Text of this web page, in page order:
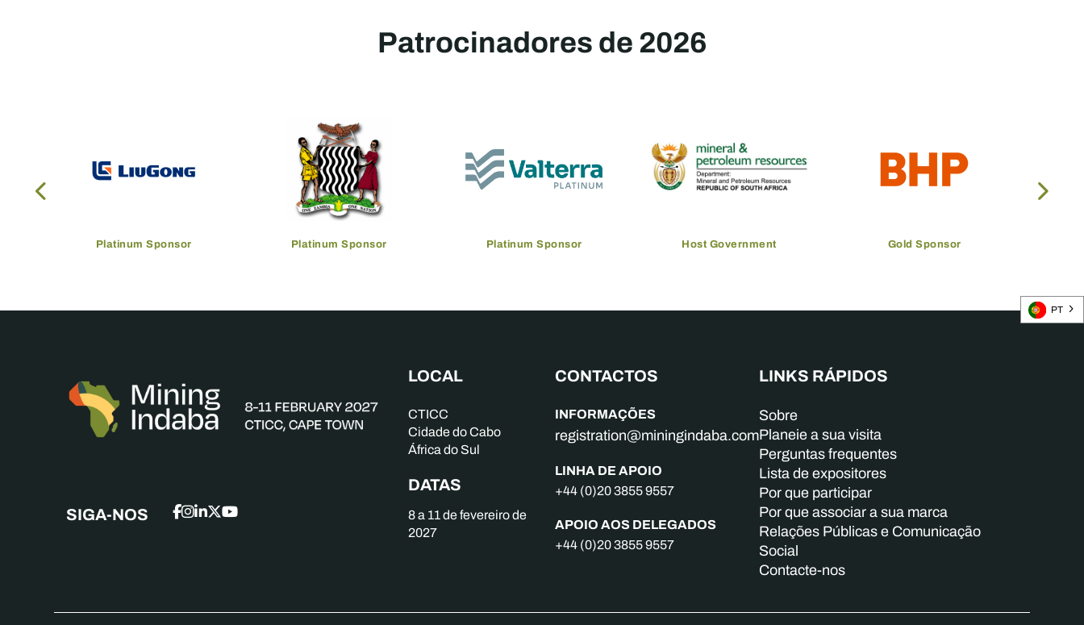
Patrocinadores de 2026
Platinum Sponsor Platinum Sponsor Platinum Sponsor Host Government Gold Sponsor
LOCAL
CTICC
Cidade do Cabo
África do Sul
DATAS
8 a 11 de fevereiro de
2027
CONTACTOS
INFORMAÇÕES
registration@miningindaba.com
LINHA DE APOIO
+44 (0)20 3855 9557
APOIO AOS DELEGADOS
+44 (0)20 3855 9557
LINKS RÁPIDOS
Sobre
Planeie a sua visita
Perguntas frequentes
Lista de expositores
Por que participar
Por que associar a sua marca
Relações Públicas e Comunicação
Social
Contacte-nos
SIGA-NOS
PT